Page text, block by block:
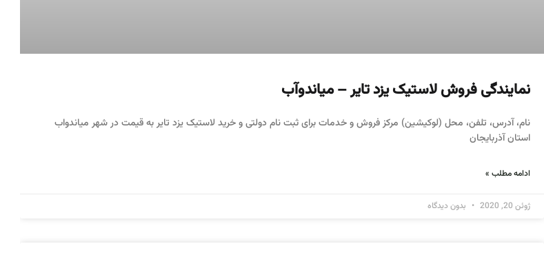
نمایندگی فروش لاستیک یزد تایر – میاندوآب
نام، آدرس، تلفن، محل (لوکیشین) مرکز فروش و خدمات برای ثبت نام دولتی و خرید لاستیک یزد تایر به قیمت در شهر میاندواب
استان آذربایجان
ادامه مطلب »
ژوئن 20, 2020 بدون دیدگاه